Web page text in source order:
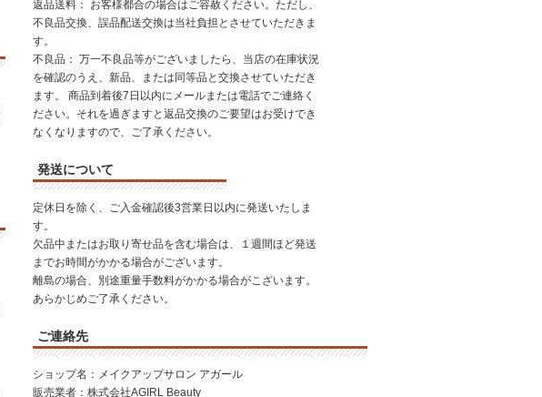
返品送料： お客様都合の場合はご容赦ください。ただし、
不良品交換、誤品配送交換は当社負担とさせていただきま
す。
不良品： 万一不良品等がございましたら、当店の在庫状況
を確認のうえ、新品、または同等品と交換させていただき
ます。 商品到着後7日以内にメールまたは電話でご連絡く
ださい。それを過ぎますと返品交換のご要望はお受けでき
なくなりますので、ご了承ください。
発送について
定休日を除く、ご入金確認後3営業日以内に発送いたしま
す。
欠品中またはお取り寄せ品を含む場合は、１週間ほど発送
までお時間がかかる場合がございます。
離島の場合、別途重量手数料がかかる場合がこざいます。
あらかじめご了承ください。
ご連絡先
ショップ名：メイクアップサロン アガール
販売業者：株式会社AGIRL Beauty